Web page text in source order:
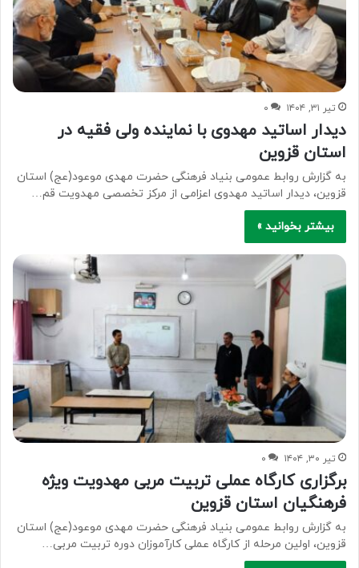
تیر ۳۱, ۱۴۰۴ ۰
دیدار اساتید مهدوی با نماینده ولی فقیه در
استان قزوین
به گزارش روابط عمومی بنیاد فرهنگی حضرت مهدی موعود(عج) استان
قزوین، دیدار اساتید مهدوی اعزامی از مرکز تخصصی مهدویت قم…
بیشتر بخوانید »
تیر ۳۰, ۱۴۰۴ ۰
برگزاری کارگاه عملی تربیت مربی مهدویت ویژه
فرهنگیان استان قزوین
به گزارش روابط عمومی بنیاد فرهنگی حضرت مهدی موعود(عج) استان
قزوین، اولین مرحله از کارگاه عملی کارآموزان دوره تربیت مربی…